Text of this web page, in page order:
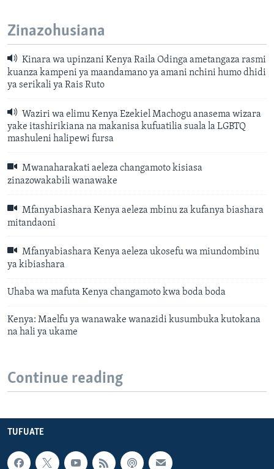
Zinazohusiana
Kinara wa upinzani Kenya Raila Odinga ametangaza rasmi
kuanza kampeni ya maandamano ya amani nchini humo dhidi
ya serikali ya Rais Ruto
Waziri wa elimu Kenya Ezekiel Machogu anasema wizara
yake itashirikiana na makanisa kufuatilia suala la LGBTQ
mashuleni halipewi fursa
Mwanaharakati aeleza changamoto kisiasa
zinazowakabili wanawake
Mfanyabiashara Kenya aeleza mbinu za kufanya biashara
mitandaoni
Mfanyabiashara Kenya aeleza ukosefu wa miundombinu
ya kibiashara
Uhaba wa mafuta Kenya changamoto kwa boda boda
Kenya: Maelfu ya wanawake wanazidi kusumbuka kutokana
na hali ya ukame
Continue reading
TUFUATE